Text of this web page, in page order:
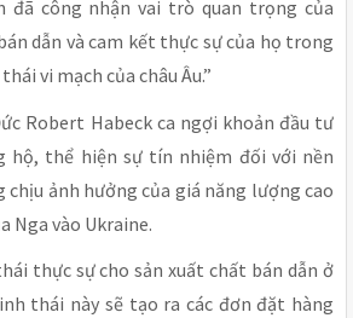
đã công nhận vai trò quan trọng của
dẫn và cam kết thực sự của họ trong
vi mạch của châu Âu.”
Robert Habeck ca ngợi khoản đầu tư
hộ, thể hiện sự tín nhiệm đối với nền
chịu ảnh hưởng của giá năng lượng cao
Nga vào Ukraine.
thực sự cho sản xuất chất bán dẫn ở
thái này sẽ tạo ra các đơn đặt hàng